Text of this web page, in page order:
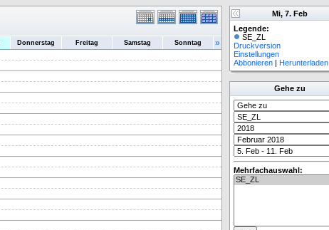
Donnerstag Freitag Samstag Sonntag »
Mi, 7. Feb
Legende:
SE_ZL
Druckversion
Einstellungen
Abbonieren | Herunterladen
Gehe zu
Mehrfachauswahl: